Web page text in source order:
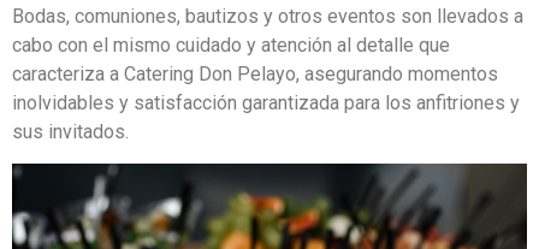
Bodas, comuniones, bautizos y otros eventos son llevados a
cabo con el mismo cuidado y atención al detalle que
caracteriza a Catering Don Pelayo, asegurando momentos
inolvidables y satisfacción garantizada para los anfitriones y
sus invitados.